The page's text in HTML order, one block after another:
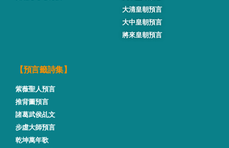
大清皇朝預言
大中皇朝預言
將來皇朝預言
【預言籤詩集】
紫薇聖人預言
推背圖預言
諸葛武侯乩文
步虛大師預言
乾坤萬年歌